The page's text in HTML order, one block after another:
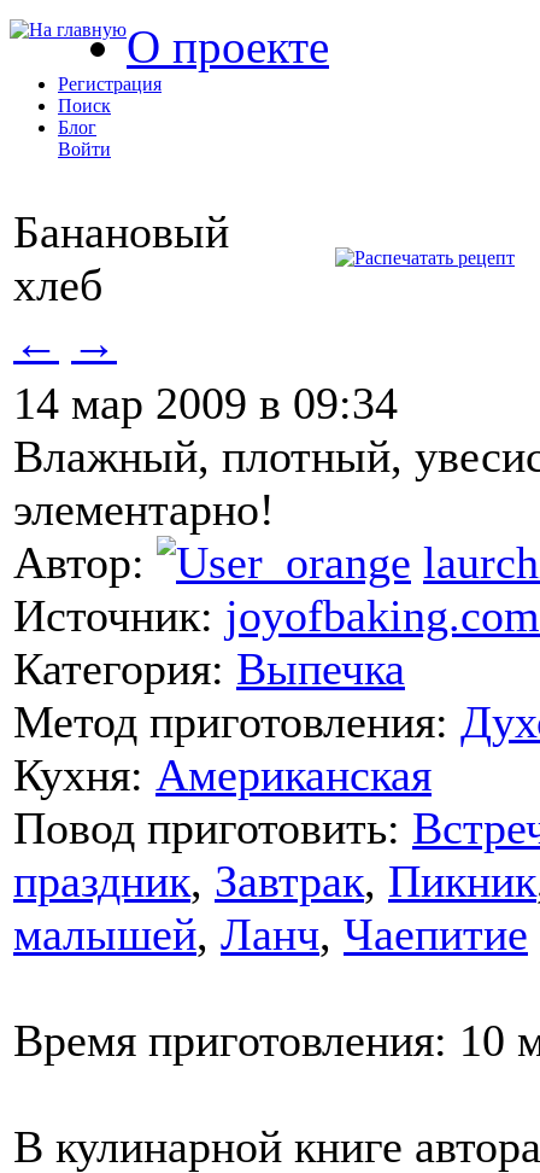
О проекте
Регистрация
Поиск
Блог
Войти
Банановый
хлеб
← →
14 мар 2009 в 09:34
Влажный, плотный,
элементарно!
Автор:
Источник: joyofbaking.com
Категория: Выпечка
Метод приготовления:
Кухня: Американская
Повод приготовить:
праздник, Завтрак, Пикник
малышей, Ланч, Чаепитие
Время приготовления: 10
В кулинарной книге